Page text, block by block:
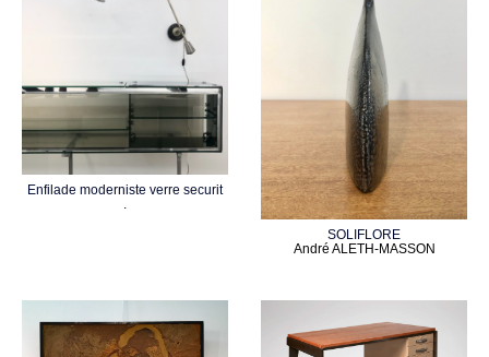
Enfilade moderniste verre securit
.
SOLIFLORE
André ALETH-MASSON